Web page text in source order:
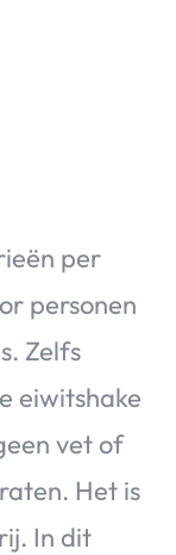
per
personen
Zelfs
eiwitshake
vet of
Het is
In dit